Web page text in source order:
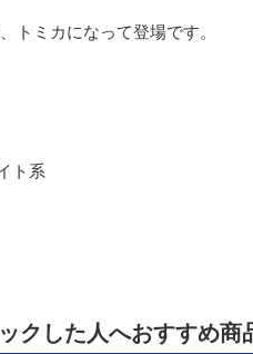
トミカになって登場です。
ト系
クした人へおすすめ商